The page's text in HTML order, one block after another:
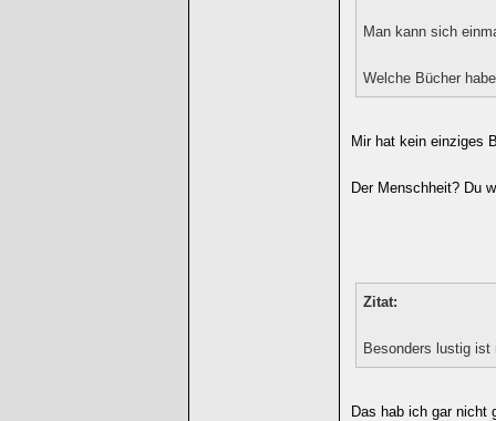
Man kann sich
Welche Bücher
Mir hat kein einziges
Der Menschheit? Du
Zitat:
Besonders lustig
Das hab ich gar nicht